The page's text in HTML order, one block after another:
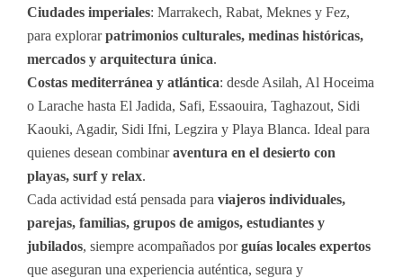
Ciudades imperiales: Marrakech, Rabat, Meknes y Fez,
para explorarpatrimonios culturales, medinas históricas,
mercados y arquitectura única.
Costas mediterránea y atlántica: desde Asilah, Al Hoceima
o Larache hasta El Jadida, Safi, Essaouira, Taghazout, Sidi
Kaouki, Agadir, Sidi Ifni, Legzira y Playa Blanca. Ideal para
quienes desean combinaraventura en el desierto con
playas, surf y relax.
Cada actividad está pensada para viajeros individuales,
parejas, familias, grupos de amigos, estudiantes y
jubilados, siempre acompañados porguías locales expertos
que aseguran una experiencia auténtica, segura y